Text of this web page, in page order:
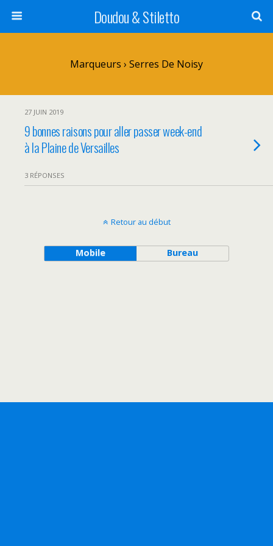
Doudou & Stiletto
Marqueurs › Serres De Noisy
27 JUIN 2019
9 bonnes raisons pour aller passer week-end
à la Plaine de Versailles
3 RÉPONSES
Retour au début
Mobile Bureau